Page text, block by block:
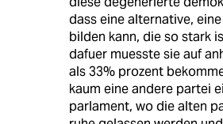
dass eine alternative,
bilden kann, die so stark
dafuer muesste sie auf
als 33% prozent
kaum eine andere partei
parlament, wo die alten